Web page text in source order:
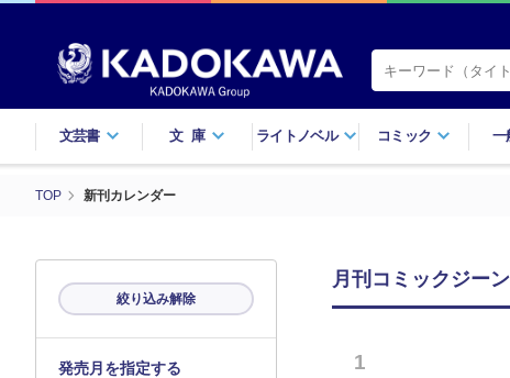
文芸書 文庫 ライトノベル コミック 一
TOP 新刊カレンダー
月刊コミックジー
1
絞り込み解除
発売月を指定する